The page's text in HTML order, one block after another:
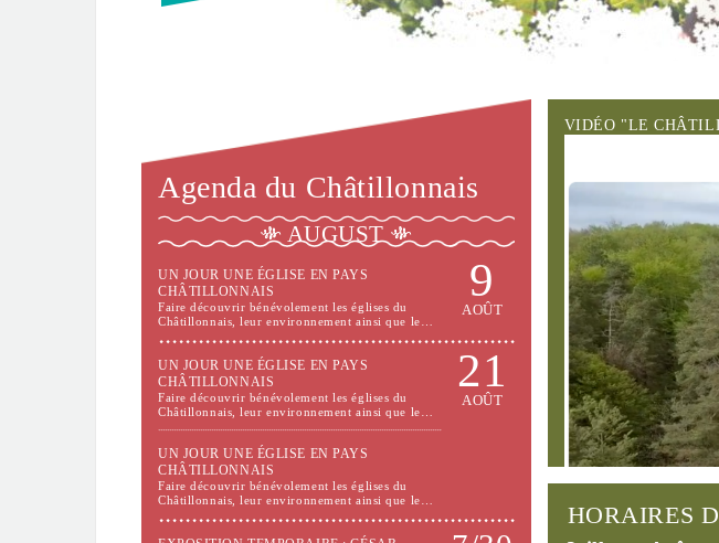
Agenda du Châtillonnais
AUGUST
UN JOUR UNE ÉGLISE EN PAYS
CHÂTILLONNAIS
Faire découvrir bénévolement les églises du
Châtillonnais, leur environnement ainsi que le…
9
AOÛT
UN JOUR UNE ÉGLISE EN PAYS
CHÂTILLONNAIS
Faire découvrir bénévolement les églises du
Châtillonnais, leur environnement ainsi que le…
21
AOÛT
UN JOUR UNE ÉGLISE EN PAYS
CHÂTILLONNAIS
Faire découvrir bénévolement les églises du
Châtillonnais, leur environnement ainsi que le…
VIDÉO "LE
HORAIRES